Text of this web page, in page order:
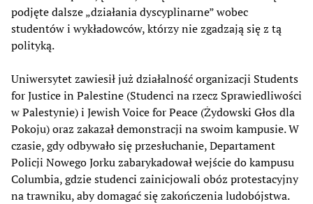
podjęte dalsze „działania dyscyplinarne” wobec
studentów i wykładowców, którzy nie zgadzają się z tą
polityką.
Uniwersytet zawiesił już działalność organizacji Students
for Justice in Palestine (Studenci na rzecz Sprawiedliwości
w Palestynie) i Jewish Voice for Peace (Żydowski Głos dla
Pokoju) oraz zakazał demonstracji na swoim kampusie. W
czasie, gdy odbywało się przesłuchanie, Departament
Policji Nowego Jorku zabarykadował wejście do kampusu
Columbia, gdzie studenci zainicjowali obóz protestacyjny
na trawniku, aby domagać się zakończenia ludobójstwa.